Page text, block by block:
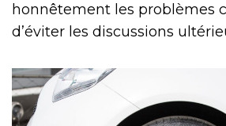
honnêtement les problèmes
d’éviter les discussions